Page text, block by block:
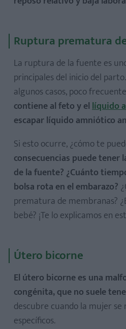
Ruptura prematura
La ruptura de la fuente es
principales del inicio del
algunos casos, poco
contiene al feto y ellíquido
escapar líquido amniótico
Si esto ocurre, ¿cómo te
consecuencias puede
de la fuente? ¿Cuánto
bolsa rota en el embarazo?
prematura de membranas?
bebé? ¡Te lo explicamos en
Útero bicorne
El útero bicorne es una
congénita, que no suele
descubre cuando la mujer se
específicos.